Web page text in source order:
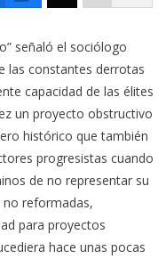
señaló el sociólogo
las constantes derrotas
capacidad de las élites
un proyecto obstructivo
histórico que también
progresistas cuando
de no representar su
no reformadas,
para proyectos
hace unas pocas